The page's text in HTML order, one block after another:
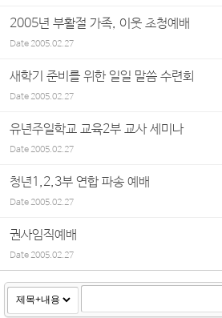
2005년 부활절 가족, 이웃 초청예배
Date2005.02.27
새학기 준비를 위한 일일 말씀 수련회
Date2005.02.27
유년주일학교 교육2부 교사 세미나
Date2005.02.27
청년1,2,3부 연합 파송 예배
Date2005.02.27
권사임직예배
Date2005.02.27